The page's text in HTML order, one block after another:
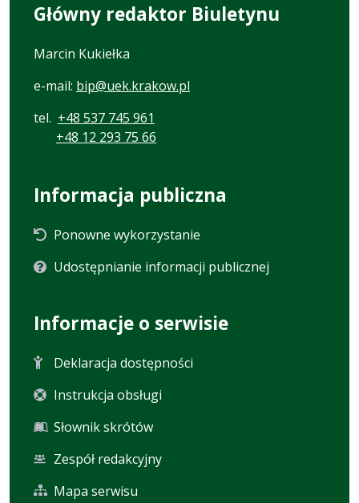
Główny redaktor Biuletynu
Marcin Kukiełka
e-mail: bip@uek.krakow.pl
tel. +48 537 745 961
+48 12 293 75 66
Informacja publiczna
Ponowne wykorzystanie
Udostępnianie informacji publicznej
Informacje o serwisie
Deklaracja dostępności
Instrukcja obsługi
Słownik skrótów
Zespół redakcyjny
Mapa serwisu